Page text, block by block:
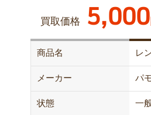
買取価格 5,000
商品名 レ
メーカー パ
状態 一